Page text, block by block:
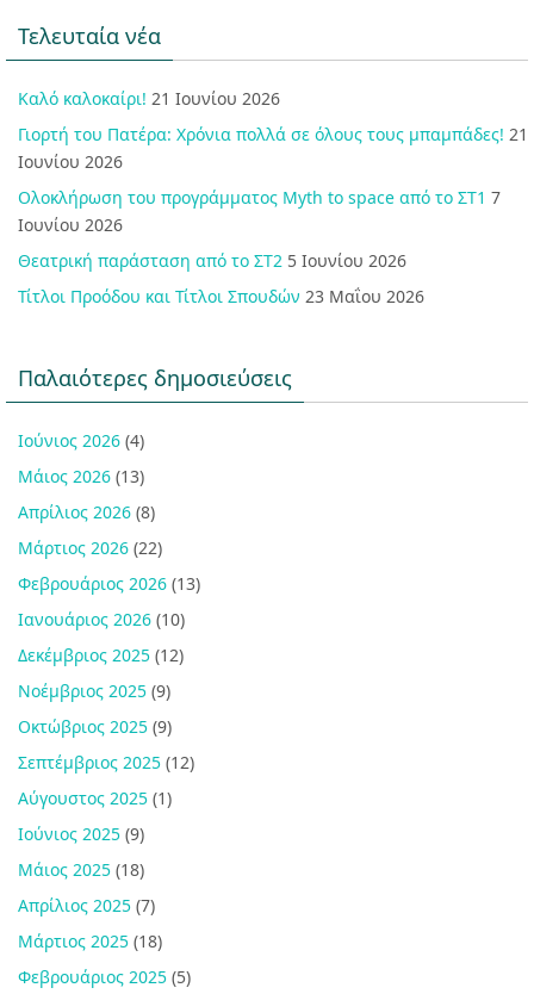
Τελευταία νέα
Καλό καλοκαίρι! 21 Ιουνίου 2026
Γιορτή του Πατέρα: Χρόνια πολλά σε όλους τους μπαμπάδες! 21
Ιουνίου 2026
Ολοκλήρωση του προγράμματος Myth to space από το ΣΤ1 7
Ιουνίου 2026
Θεατρική παράσταση από το ΣΤ2 5 Ιουνίου 2026
Τίτλοι Προόδου και Τίτλοι Σπουδών 23 Μαΐου 2026
Παλαιότερες δημοσιεύσεις
Ιούνιος 2026 (4)
Μάιος 2026 (13)
Απρίλιος 2026 (8)
Μάρτιος 2026 (22)
Φεβρουάριος 2026 (13)
Ιανουάριος 2026 (10)
Δεκέμβριος 2025 (12)
Νοέμβριος 2025 (9)
Οκτώβριος 2025 (9)
Σεπτέμβριος 2025 (12)
Αύγουστος 2025 (1)
Ιούνιος 2025 (9)
Μάιος 2025 (18)
Απρίλιος 2025 (7)
Μάρτιος 2025 (18)
Φεβρουάριος 2025 (5)